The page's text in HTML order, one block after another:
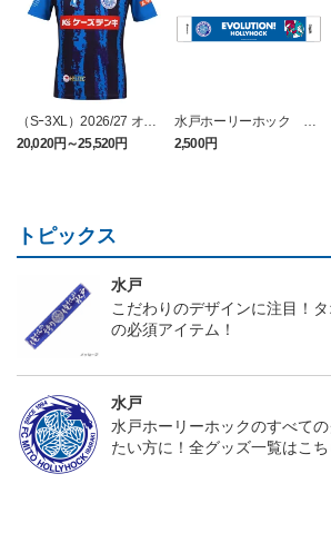
（Sｰ3XL）2026/27 オー
センティックユニフォー
ム FP 1st
20,020円～25,520円
水戸ホーリーホック ボ
ーマンダ タオルマフラー
2,500円
トピックス
水戸
こだわりのデザインに注目！
の必須アイテム！
水戸
水戸ホーリーホックのすべて
たい方に！全グッズ一覧はこち